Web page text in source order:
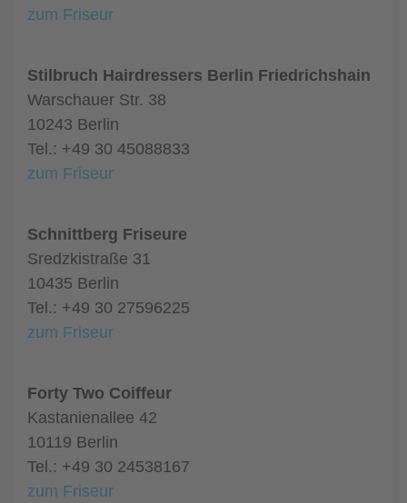
zum Friseur
Stilbruch Hairdressers Berlin Friedrichshain
Warschauer Str. 38
10243 Berlin
Tel.: +49 30 45088833
zum Friseur
Schnittberg Friseure
Sredzkistraße 31
10435 Berlin
Tel.: +49 30 27596225
zum Friseur
Forty Two Coiffeur
Kastanienallee 42
10119 Berlin
Tel.: +49 30 24538167
zum Friseur